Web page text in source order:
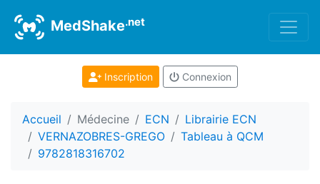
MedShake.net
Inscription Connexion
Accueil Médecine ECN
Librairie ECN
VERNAZOBRES-GREGO
Tableau à QCM
9782818316702